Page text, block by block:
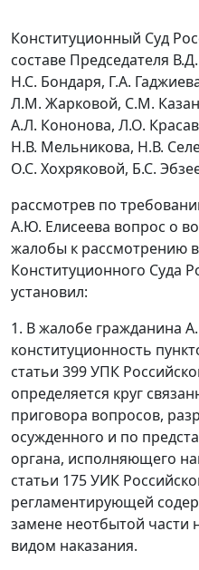
Конституционный Суд
составе Председателя
Н.С. Бондаря, Г.А.
Л.М. Жарковой, С.М.
А.Л. Кононова, Л.О.
Н.В. Мельникова, Н.В.
О.С. Хохряковой, Б.С.
рассмотрев по
А.Ю. Елисеева вопрос о
жалобы к рассмотрению
Конституционного Суда
установил:
1. В жалобе гражданина
конституционность
статьи 399УПК
определяется круг
приговора вопросов,
осужденного и по
органа, исполняющего
статьи 175УИК
регламентирующей
замене неотбытой части
видом наказания.